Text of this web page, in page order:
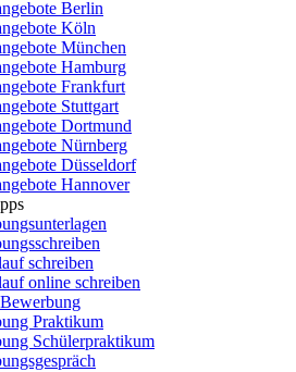
Berlin
Köln
München
Hamburg
Frankfurt
Stuttgart
Dortmund
Nürnberg
Düsseldorf
Hannover
schreiben
online schreiben
Praktikum
Schülerpraktikum